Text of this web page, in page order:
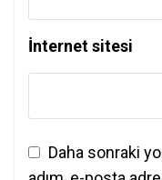
İnternet sitesi
Daha sonraki